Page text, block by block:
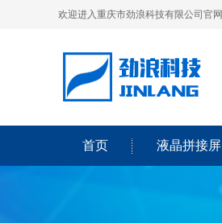
欢迎进入重庆市劲浪科技有限公司官网
首页 液晶拼接屏